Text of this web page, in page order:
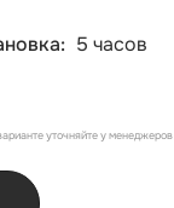
5 часов
уточняйте у менеджеров